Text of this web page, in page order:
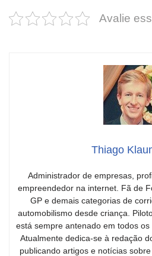
2025!
de
Avalie
Thiago
Administrador de empresas,
empreendedor na internet. Fã de
GP e demais categorias de
automobilismo desde criança.
está sempre antenado em todos
Atualmente dedica-se à redação
publicando artigos e notícias